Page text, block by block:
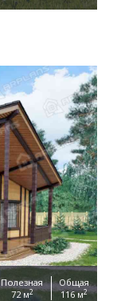
Полезная
72 м2
Общая
116 м2